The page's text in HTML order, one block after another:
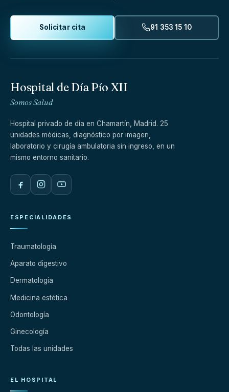
Solicitar cita 91 353 15 10
Hospital de Día Pío XII
Somos Salud
Hospital privado de día en Chamartín, Madrid. 25
unidades médicas, diagnóstico por imagen,
laboratorio y cirugía ambulatoria sin ingreso, en un
mismo entorno sanitario.
ESPECIALIDADES
Traumatología
Aparato digestivo
Dermatología
Medicina estética
Odontología
Ginecología
Todas las unidades
EL HOSPITAL